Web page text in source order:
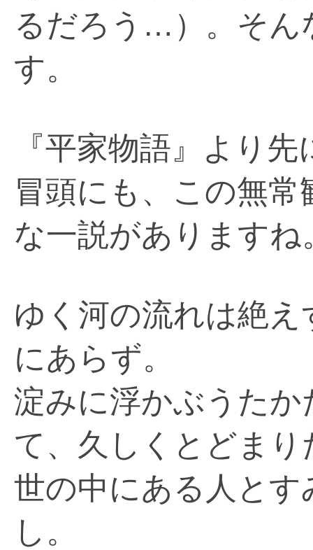
るだろう…）。そん
す。
『平家物語』より
冒頭にも、この無
な一説がありますね
ゆく河の流れは絶
にあらず。
淀みに浮かぶうた
て、久しくとどま
世の中にある人と
し。